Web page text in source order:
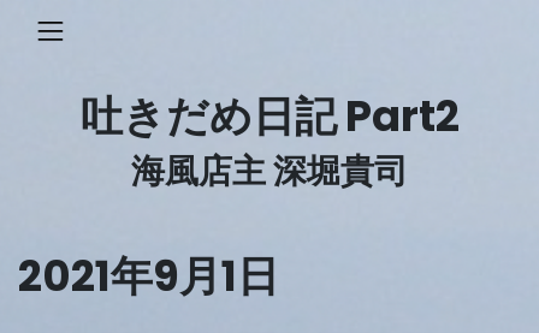
吐きだめ日記 Part2
海風店主 深堀貴司
2021年9月1日